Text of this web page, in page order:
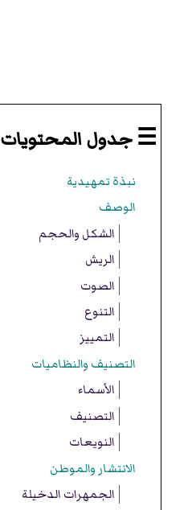
☰ جدول المحتويات
نبذة تمهيدية
الوصف
الشكل والحجم
الريش
الصوت
التنوع
التمييز
التصنيف والنظاميات
الأسماء
التصنيف
النويعات
الانتشار والموطن
الجمهرات الدخيلة